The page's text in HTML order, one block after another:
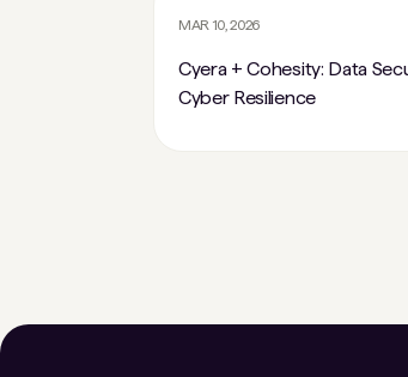
MAR 10, 2026
Cyera + Cohesity: Data
Cyber Resilience